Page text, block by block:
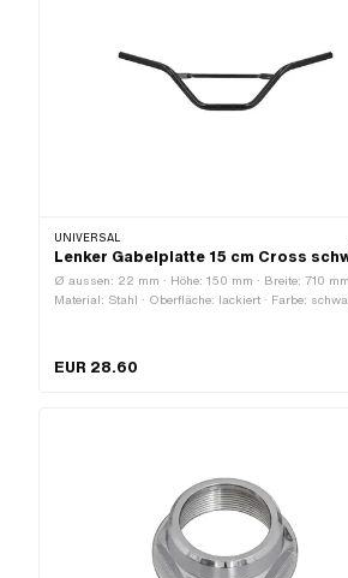
UNIVERSAL
Lenker Gabelplatte 15 cm Cross
Ø aussen: 22 mm · Höhe: 150 mm · Breite: 710
Material: Stahl · Oberfläche: lackiert · Farbe:
12.5 mm · Länge Strebe: 230 mm
EUR 28.60